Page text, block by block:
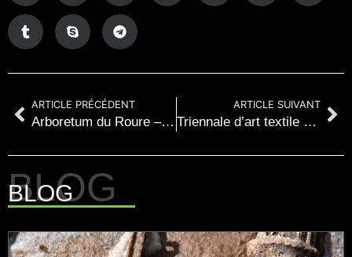
ARTICLE PRÉCÉDENT
Arboretum du Roure – 2011
ARTICLE SUIVANT
Triennale d’art textile et installation in situ au Québec
BLOG